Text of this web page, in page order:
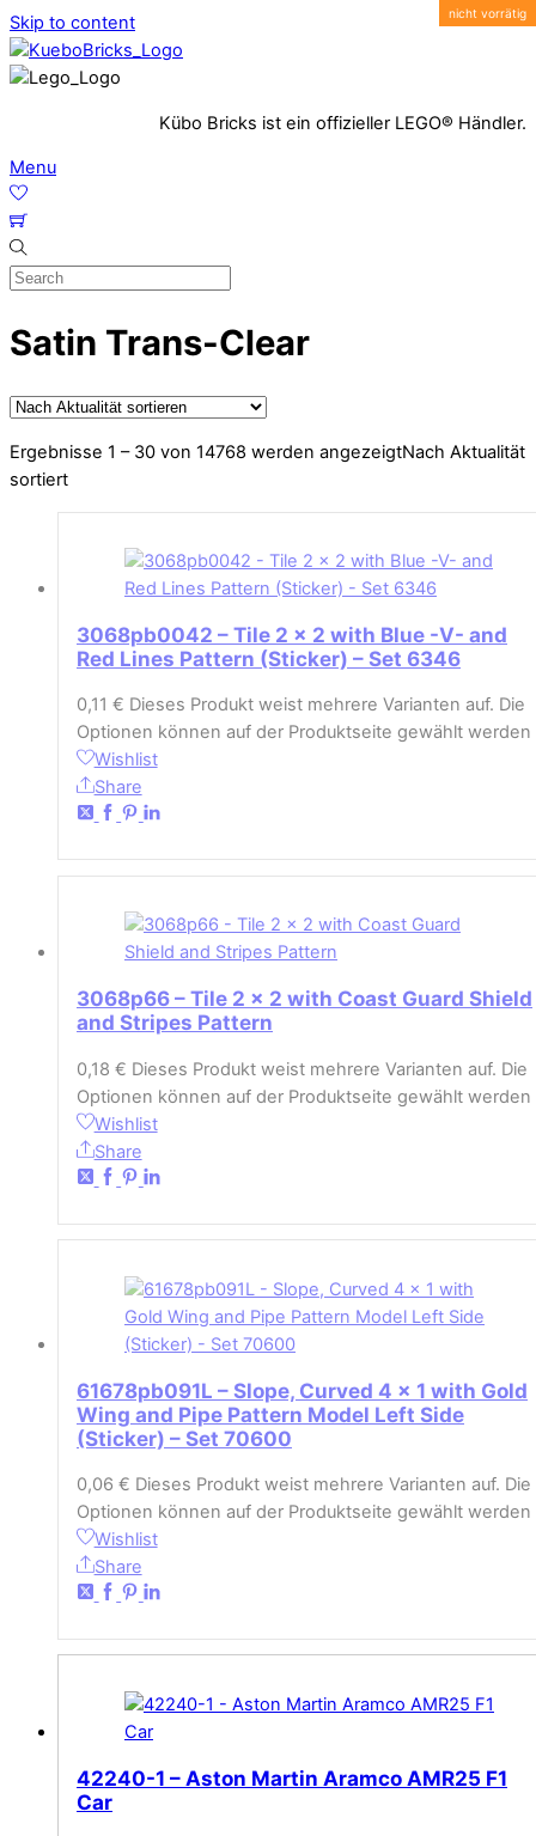
Skip to content
Kübo Bricks ist ein offizieller LEGO® Händler.
Menu
Satin Trans-Clear
Ergebnisse 1 – 30 von 14768 werden angezeigtNach Aktualität
sortiert
3068pb0042 – Tile 2 x 2 with Blue -V- and
Red Lines Pattern (Sticker) – Set 6346
0,11 € Dieses Produkt weist mehrere Varianten auf. Die
Optionen können auf der Produktseite gewählt werden
Wishlist
Share
3068p66 – Tile 2 x 2 with Coast Guard Shield
and Stripes Pattern
0,18 € Dieses Produkt weist mehrere Varianten auf. Die
Optionen können auf der Produktseite gewählt werden
Wishlist
Share
61678pb091L – Slope, Curved 4 x 1 with Gold
Wing and Pipe Pattern Model Left Side
(Sticker) – Set 70600
0,06 € Dieses Produkt weist mehrere Varianten auf. Die
Optionen können auf der Produktseite gewählt werden
Wishlist
Share
42240-1 – Aston Martin Aramco AMR25 F1
Car